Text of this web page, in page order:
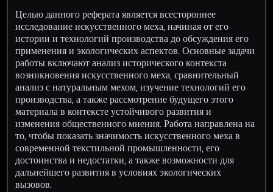
Целью данного реферата является всестороннее
исследование искусственного меха, начиная от его
истории и технологий производства до обсуждения его
применения и экологических аспектов. Основные задачи
работы включают анализ исторического контекста
возникновения искусственного меха, сравнительный
анализ с натуральным мехом, изучение технологий его
производства, а также рассмотрение будущего этого
материала в контексте устойчивого развития и
изменения общественного мнения. Работа направлена на
то, чтобы показать значимость искусственного меха в
современной текстильной промышленности, его
достоинства и недостатки, а также возможности для
дальнейшего развития в условиях экологических
вызовов.